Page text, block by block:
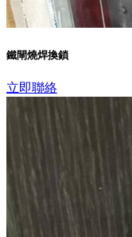
鐵閘燒焊換鎖
立即聯絡